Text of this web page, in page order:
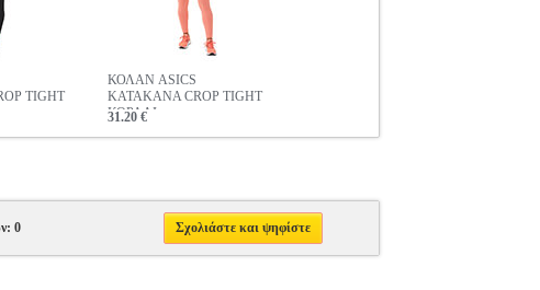
TIGHT
ΚΟΛΑΝ ASICS
KATAKANA CROP TIGHT
ΚΟΡΑΛΙ
31.20 €
0 Σχολιάστε και ψηφίστε